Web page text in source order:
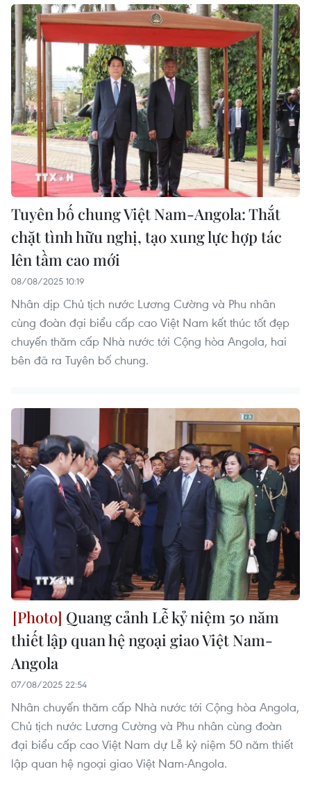
Tuyên bố chung Việt Nam-Angola: Thắt
chặt tình hữu nghị, tạo xung lực hợp tác
lên tầm cao mới
08/08/2025 10:19
Nhân dịp Chủ tịch nước Lương Cường và Phu nhân
cùng đoàn đại biểu cấp cao Việt Nam kết thúc tốt đẹp
chuyến thăm cấp Nhà nước tới Cộng hòa Angola, hai
bên đã ra Tuyên bố chung.
Quang cảnh Lễ kỷ niệm 50 năm
thiết lập quan hệ ngoại giao Việt Nam-
Angola
07/08/2025 22:54
Nhân chuyến thăm cấp Nhà nước tới Cộng hòa Angola,
Chủ tịch nước Lương Cường và Phu nhân cùng đoàn
đại biểu cấp cao Việt Nam dự Lễ kỷ niệm 50 năm thiết
lập quan hệ ngoại giao Việt Nam-Angola.